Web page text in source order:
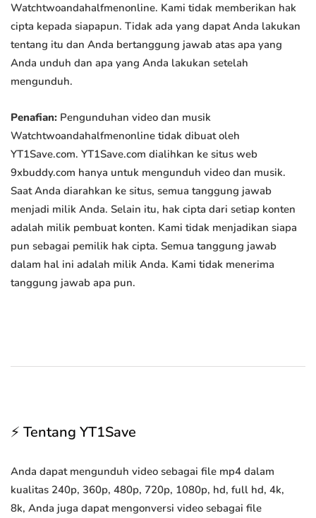
Watchtwoandahalfmenonline. Kami tidak memberikan hak
cipta kepada siapapun. Tidak ada yang dapat Anda lakukan
tentang itu dan Anda bertanggung jawab atas apa yang
Anda unduh dan apa yang Anda lakukan setelah
mengunduh.
Penafian: Pengunduhan video dan musik
Watchtwoandahalfmenonline tidak dibuat oleh
YT1Save.com. YT1Save.com dialihkan ke situs web
9xbuddy.com hanya untuk mengunduh video dan musik.
Saat Anda diarahkan ke situs, semua tanggung jawab
menjadi milik Anda. Selain itu, hak cipta dari setiap konten
adalah milik pembuat konten. Kami tidak menjadikan siapa
pun sebagai pemilik hak cipta. Semua tanggung jawab
dalam hal ini adalah milik Anda. Kami tidak menerima
tanggung jawab apa pun.
⚡ Tentang YT1Save
Anda dapat mengunduh video sebagai file mp4 dalam
kualitas 240p, 360p, 480p, 720p, 1080p, hd, full hd, 4k,
8k, Anda juga dapat mengonversi video sebagai file